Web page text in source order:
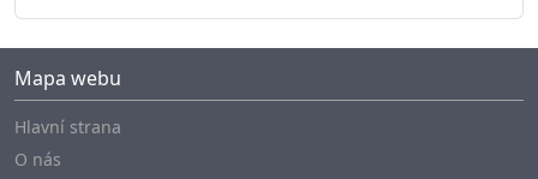
Mapa webu
Hlavní strana
O nás